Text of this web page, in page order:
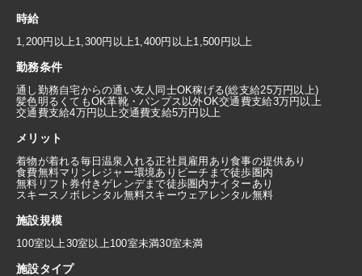
時給
1,200円以上1,300円以上1,400円以上1,500円以上
勤務条件
通し勤務自宅からの通い友人同士OK稼げる(総支給25万円以上)
髪色明るくてもOK革靴・パンプス以外OK交通費支給3万円以上
交通費支給4万円以上交通費支給5万円以上
メリット
着物が着れる毎日温泉入れる正社員雇用あり食事の提供あり
食費無料マリンレジャー環境あり ビーチまで徒歩圏内
無料リフト券付きゲレンデまで徒歩圏内ナイターあり
スキースノボレンタル無料スキーウェアレンタル無料
施設規模
100室以上30室以上100室未満30室未満
施設タイプ